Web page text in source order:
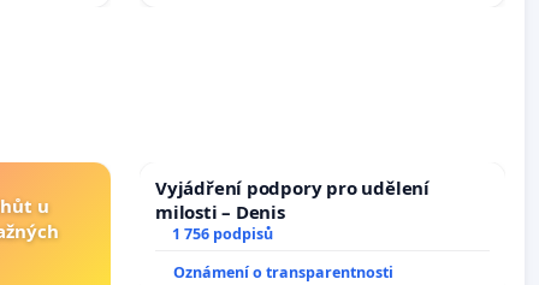
u
Vyjádření podpory pro udělení
milosti – Denis
1 756 podpisů
Oznámení o transparentnosti